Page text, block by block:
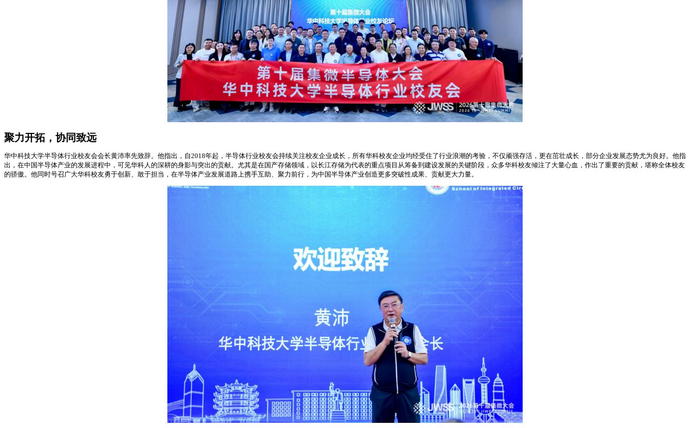
聚力开拓，协同致远
华中科技大学半导体行业校友会会长黄沛率先致辞。他指出，自2018年起，半导体行业校友会持续关注校友企业成长，所有华科校友企业均经受住了行业浪潮的考验，不仅顽强存活，更在茁壮成长，部分企业发展态势尤为良好。他指
出，在中国半导体产业的发展进程中，可见华科人的深耕的身影与突出的贡献。尤其是在国产存储领域，以长江存储为代表的重点项目从筹备到建设发展的关键阶段，众多华科校友倾注了大量心血，作出了重要的贡献，堪称全体校友
的骄傲。他同时号召广大华科校友勇于创新、敢于担当，在半导体产业发展道路上携手互助、聚力前行，为中国半导体产业创造更多突破性成果、贡献更大力量。